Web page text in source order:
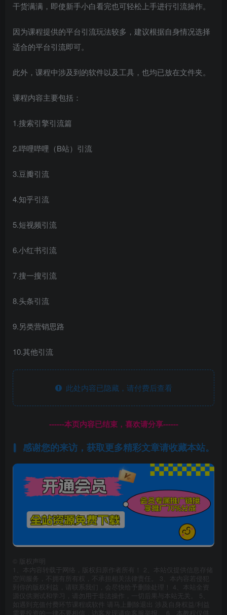
干货满满，即使新手小白看完也可轻松上手进行引流操作。
因为课程提供的平台引流玩法较多，建议根据自身情况选择
适合的平台引流即可。
此外，课程中涉及到的软件以及工具，也均已放在文件夹。
课程内容主要包括：
1.搜索引擎引流篇
2.哔哩哔哩（B站）引流
3.豆瓣引流
4.知乎引流
5.短视频引流
6.小红书引流
7.搜一搜引流
8.头条引流
9.另类营销思路
10.其他引流
此处内容已隐藏，请付费后查看
------本页内容已结束，喜欢请分享------
感谢您的来访，获取更多精彩文章请收藏本站。
版权声明
1、本内容转载于网络，版权归原作者所有！ 2、本站仅提供信息存储
空间服务，不拥有所有权，不承担相关法律责任。 3、本内容若侵犯
到你的版权利益，请联系我们，会尽快给予删除处理！ 4、本站全资
源仅供测试和学习，请勿用于非法操作，一切后果与本站无关。 5、
如遇到充值付费环节课程或软件 请马上删除退出 涉及自身权益/利益
需要投资的一律不要相信，访客发现请向客服举报。 6、本教程仅供